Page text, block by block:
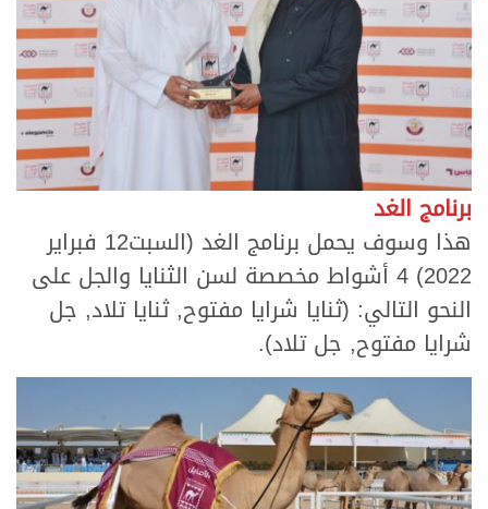
برنامج الغد
هذا وسوف يحمل برنامج الغد (السبت12 فبراير
2022) 4 أشواط مخصصة لسن الثنايا والجل على
النحو التالي: (ثنايا شرايا مفتوح, ثنايا تلاد, جل
شرايا مفتوح, جل تلاد).